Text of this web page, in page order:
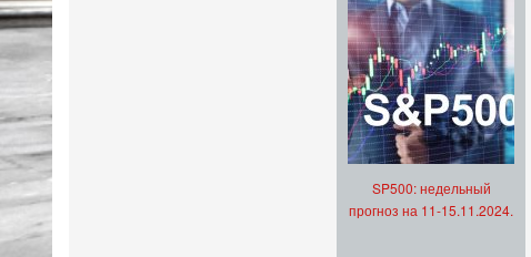
SP500: недельный
прогноз на 11-15.11.2024.